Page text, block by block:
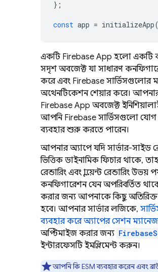
};
const app = initializeApp(
একটি Firebase App হলো একটি
সদৃশ অবজেক্ট যা সাধারণ
করে এবং Firebase সার্ভিসগুলোর
অথেনটিকেশন শেয়ার করে।
Firebase App অবজেক্ট
আপনি Firebase সার্ভিসগুলো
ব্যবহার শুরু করতে পারেন।
আপনার অ্যাপে যদি সার্ভার-সাইড
ভিত্তিক ডাইনামিক ফিচার থাকে,
রেন্ডারিং এবং ক্লায়েন্ট রেন্ডারিং
কনফিগারেশন যেন অপরিবর্তিত
করার জন্য আপনাকে কিছু অতিরিক্ত
হবে। আপনার সার্ভার লজিকে,
ব্যবহার করে অ্যাপের সেশন
অপ্টিমাইজ করার জন্য
ইন্টারফেসটি ইমপ্লিমেন্ট করুন।
আপনি কি ESM ব্যবহার করেন এবং